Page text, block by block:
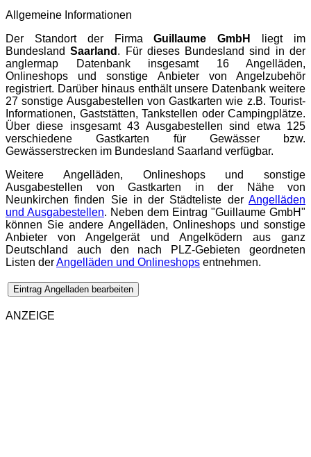
Allgemeine Informationen
Der Standort der FirmaGuillaume GmbH
liegt im
BundeslandSaarland . Für dieses Bundesland sind in der
anglermap Datenbank insgesamt 16 Angelläden,
Onlineshops und sonstige Anbieter von Angelzubehör
registriert. Darüber hinaus enthält unsere Datenbank weitere
27 sonstige Ausgabestellen von Gastkarten wie z.B. Tourist-
Informationen, Gaststätten, Tankstellen oder Campingplätze.
Über diese insgesamt 43 Ausgabestellen sind etwa 125
verschiedene Gastkarten für Gewässer bzw.
Gewässerstrecken im Bundesland Saarland verfügbar.
Weitere Angelläden, Onlineshops und sonstige
Ausgabestellen von Gastkarten in der Nähe von
Neunkirchen finden Sie in der Städteliste der Angelläden
und Ausgabestellen. Neben dem Eintrag "Guillaume GmbH"
können Sie andere Angelläden, Onlineshops und sonstige
Anbieter von Angelgerät und Angelködern aus ganz
Deutschland auch den nach PLZ-Gebieten geordneten
Listen derAngelläden und Onlineshops entnehmen.
Eintrag Angelladen bearbeiten
ANZEIGE